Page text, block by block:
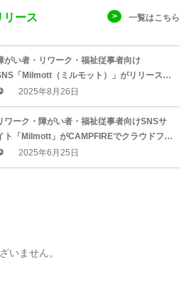
リース 一覧はこちら
がい者・リワーク・福祉従事者向け
「Milmott（ミルモット）」がリリース！
もが安心してつながれるオンラインコミュ
ティを目指して
2025年8月26日
ワーク・障がい者・福祉従事者向けSNSサ
ト「Milmott」がCAMPFIREでクラウドファ
ディング開始！
2025年6月25日
いません。